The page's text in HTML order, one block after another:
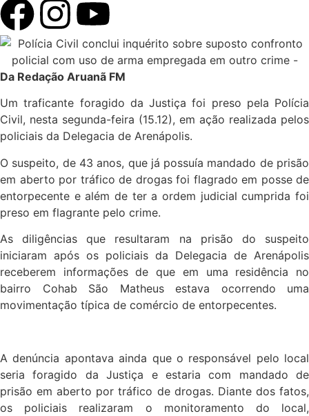
Da Redação Aruanã FM
Um traficante foragido da Justiça foi preso pela Polícia
Civil, nesta segunda-feira (15.12), em ação realizada pelos
policiais da Delegacia de Arenápolis.
O suspeito, de 43 anos, que já possuía mandado de prisão
em aberto por tráfico de drogas foi flagrado em posse de
entorpecente e além de ter a ordem judicial cumprida foi
preso em flagrante pelo crime.
As diligências que resultaram na prisão do suspeito
iniciaram após os policiais da Delegacia de Arenápolis
receberem informações de que em uma residência no
bairro Cohab São Matheus estava ocorrendo uma
movimentação típica de comércio de entorpecentes.
A denúncia apontava ainda que o responsável pelo local
seria foragido da Justiça e estaria com mandado de
prisão em aberto por tráfico de drogas. Diante dos fatos,
os policiais realizaram o monitoramento do local,